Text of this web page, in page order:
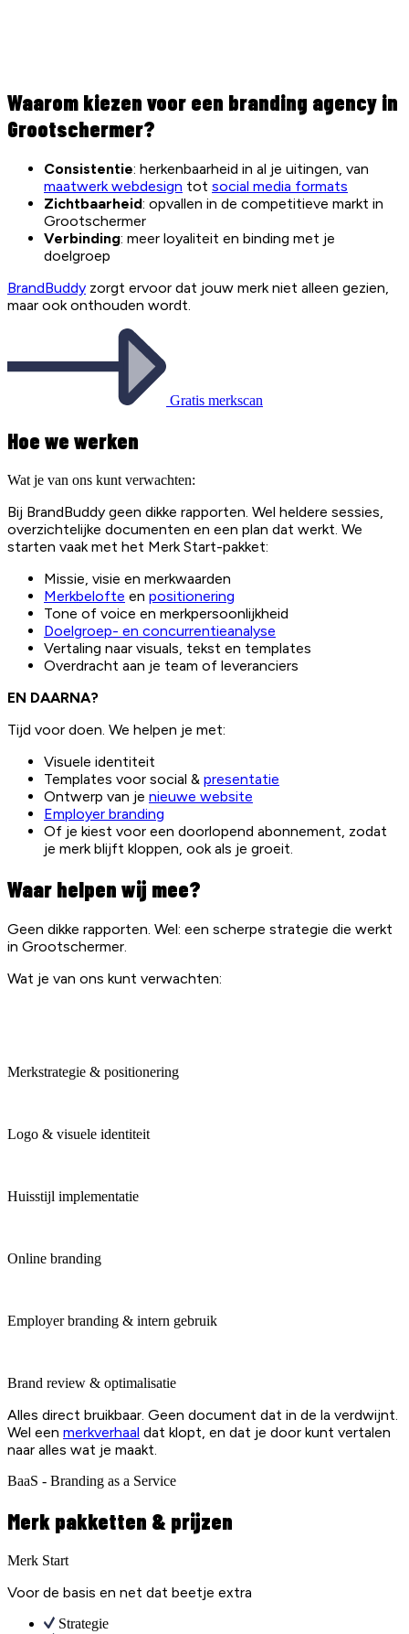
Waarom kiezen voor een branding agency in
Grootschermer?
Consistentie: herkenbaarheid in al je uitingen, van
maatwerk webdesign tot social media formats
Zichtbaarheid: opvallen in de competitieve markt in
Grootschermer
Verbinding: meer loyaliteit en binding met je
doelgroep
BrandBuddy zorgt ervoor dat jouw merk niet alleen gezien,
maar ook onthouden wordt.
Gratis merkscan
Hoe we werken
Wat je van ons kunt verwachten:
Bij BrandBuddy geen dikke rapporten. Wel heldere sessies,
overzichtelijke documenten en een plan dat werkt. We
starten vaak met het Merk Start-pakket:
Missie, visie en merkwaarden
Merkbelofte en positionering
Tone of voice en merkpersoonlijkheid
Doelgroep- en concurrentieanalyse
Vertaling naar visuals, tekst en templates
Overdracht aan je team of leveranciers
EN DAARNA?
Tijd voor doen. We helpen je met:
Visuele identiteit
Templates voor social & presentatie
Ontwerp van je nieuwe website
Employer branding
Of je kiest voor een doorlopend abonnement, zodat
je merk blijft kloppen, ook als je groeit.
Waar helpen wij mee?
Geen dikke rapporten. Wel: een scherpe strategie die werkt
in Grootschermer.
Wat je van ons kunt verwachten:
Merkstrategie & positionering
Logo & visuele identiteit
Huisstijl implementatie
Online branding
Employer branding & intern gebruik
Brand review & optimalisatie
Alles direct bruikbaar. Geen document dat in de la verdwijnt.
Wel een merkverhaal dat klopt, en dat je door kunt vertalen
naar alles wat je maakt.
BaaS - Branding as a Service
Merk pakketten & prijzen
Merk Start
Voor de basis en net dat beetje extra
Strategie